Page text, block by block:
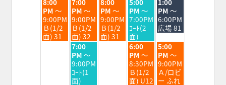
曜
日,
8
月
25th
PM ～
9:00PM
Ｂ(1/2
面) 31
曜
日,
8
月
26th
2026
PM ～
9:00PM
Ｂ(1/2
面) 32
曜
日,
8
月
27th
PM ～
9:00PM
Ｂ(1/2
面) 31
曜
日,
8
月
28th
2026
PM ～
7:00PM
ｺｰﾄ(2
面)
曜
日,
8
月
29th
2026
PM ～
6:00PM
広場 81
水
曜
日,
8
月
7:00
PM ～
9:00PM
ｺｰﾄ(1
面)
金
曜
日,
8
月
6:00
PM ～
8:30PM
Ｂ(1/2
面) U12
土
曜
日,
8
月
5:00
PM ～
9:00PM
Ａ/ロビ
ー ふれ